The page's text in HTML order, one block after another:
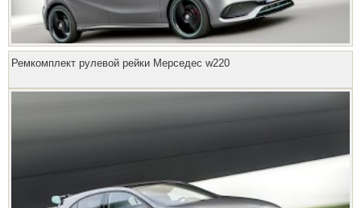
Ремкомплект рулевой рейки Мерседес w220